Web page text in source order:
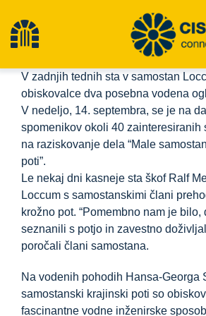
vsebino
Preklopna
navigacija
Cisterscapes
Območja kulturne dediščine
Pohodništvo
Najnovejše novice
dogodki
V zadnjih tednih sta v samostan
obiskovalce dva posebna vodena
V nedeljo, 14. septembra, se je na
spomenikov okoli 40 zainteresiranih
na raziskovanje dela “Male
poti”.
Le nekaj dni kasneje sta škof Ralf
Loccum s samostanskimi člani
krožno pot. “Pomembno nam je bilo,
seznanili s potjo in zavestno
poročali člani samostana.
Na vodenih pohodih Hansa-Georga
samostanski krajinski poti so
fascinantne vodne inženirske